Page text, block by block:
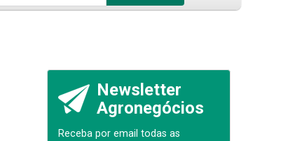
Newsletter
Agronegócios
Receba por email todas as